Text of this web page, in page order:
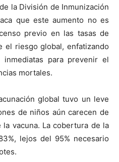
la División de Inmunización
que este aumento no es
previo en las tasas de
el riesgo global, enfatizando
para prevenir el
mortales.
global tuvo un leve
de niños aún carecen de
vacuna. La cobertura de la
lejos del 95% necesario